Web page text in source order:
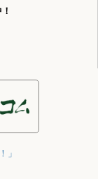
」